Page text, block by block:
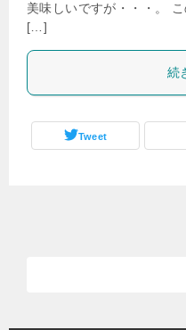
美味しいですが・・・。
[…]
続
Tweet